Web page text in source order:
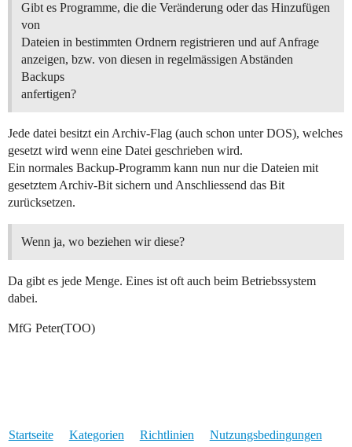
Gibt es Programme, die die Veränderung oder das Hinzufügen
von
Dateien in bestimmten Ordnern registrieren und auf Anfrage
anzeigen, bzw. von diesen in regelmässigen Abständen
Backups
anfertigen?
Jede datei besitzt ein Archiv-Flag (auch schon unter DOS), welches
gesetzt wird wenn eine Datei geschrieben wird.
Ein normales Backup-Programm kann nun nur die Dateien mit
gesetztem Archiv-Bit sichern und Anschliessend das Bit
zurücksetzen.
Wenn ja, wo beziehen wir diese?
Da gibt es jede Menge. Eines ist oft auch beim Betriebssystem
dabei.
MfG Peter(TOO)
Startseite Kategorien Richtlinien Nutzungsbedingungen